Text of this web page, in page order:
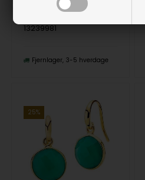
13239981
Fjernlager 3-5 hverdage
25%